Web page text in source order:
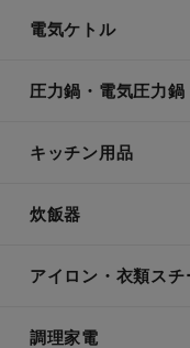
電気ケトル
圧力鍋・電気圧力鍋
キッチン用品
炊飯器
アイロン・衣類スチ
調理家電